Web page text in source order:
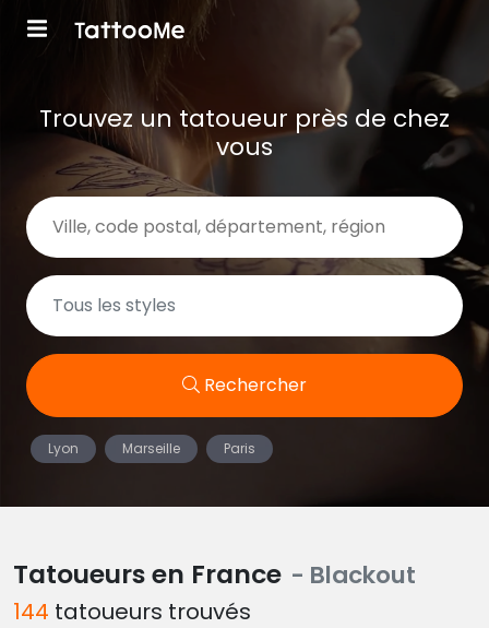
Trouvez un tatoueur près de chez
vous
Rechercher
Lyon Marseille Paris
Tatoueurs en France - Blackout
144 tatoueurs trouvés